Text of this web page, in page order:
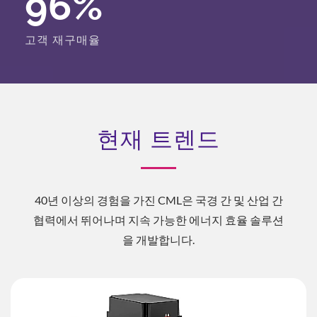
고객 재구매율
현재 트렌드
40년 이상의 경험을 가진 CML은 국경 간 및 산업 간
협력에서 뛰어나며 지속 가능한 에너지 효율 솔루션
을 개발합니다.